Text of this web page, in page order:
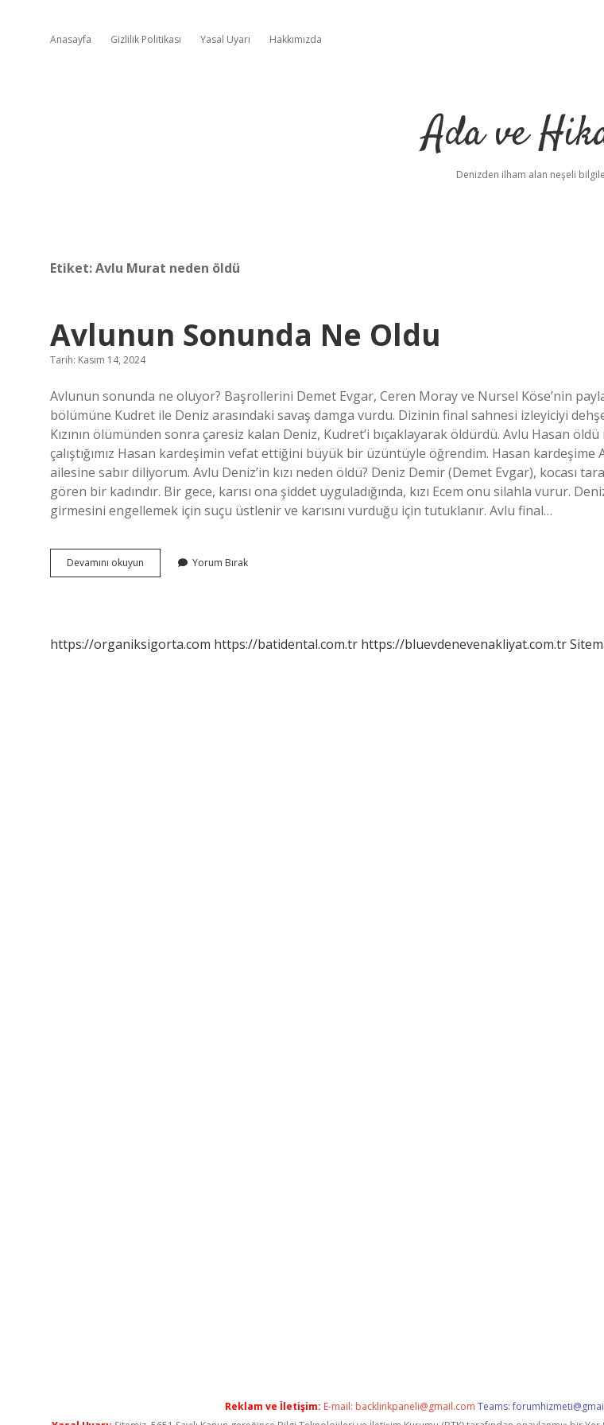
Anasayfa Gizlilik Politikası Yasal Uyarı Hakkımızda
Ada ve
Denizden ilham alan neşeli
Etiket:Avlu Murat neden öldü
Avlunun Sonunda Ne Oldu
Tarih: Kasım 14, 2024
Avlunun sonunda ne oluyor? Başrollerini Demet Evgar, Ceren Moray ve Nursel Köse’nin
bölümüne Kudret ile Deniz arasındaki savaş damga vurdu. Dizinin final sahnesi izleyiciyi
Kızının ölümünden sonra çaresiz kalan Deniz, Kudret’i bıçaklayarak öldürdü. Avlu Hasan
çalıştığımız Hasan kardeşimin vefat ettiğini büyük bir üzüntüyle öğrendim. Hasan kardeşime
ailesine sabır diliyorum. Avlu Deniz’in kızı neden öldü? Deniz Demir (Demet Evgar), kocası
gören bir kadındır. Bir gece, karısı ona şiddet uyguladığında, kızı Ecem onu ​​silahla vurur.
girmesini engellemek için suçu üstlenir ve karısını vurduğu için tutuklanır. Avlu final…
Devamını okuyun Avlunun
Sonunda
Yorum Bırak
https://organiksigorta.com https://batidental.com.tr https://bluevdenevenakliyat.com.tr
Reklam ve İletişim: E-mail: backlinkpaneli@gmail.com Teams: